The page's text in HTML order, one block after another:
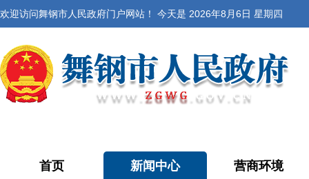
欢迎访问舞钢市人民政府门户网站！ 今天是 2026年8月6日 星期四
首页 新闻中心 营商环境